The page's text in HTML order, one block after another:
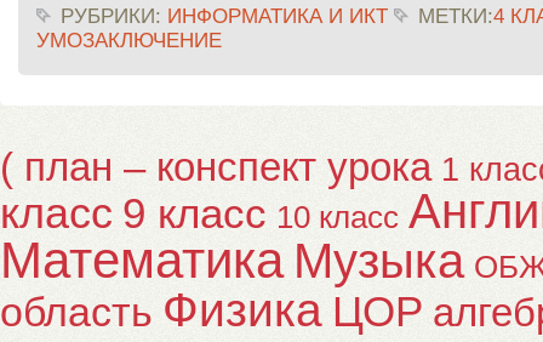
РУБРИКИ: ИНФОРМАТИКА И ИКТ МЕТКИ:4
УМОЗАКЛЮЧЕНИЕ
( план – конспект урока 1
класс 9 класс 10 класс
Математика Музыка
область Физика ЦОР